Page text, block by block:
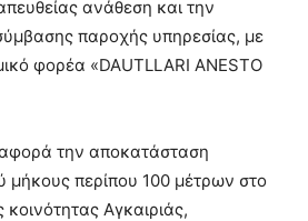
ανάθεση και την
παροχής υπηρεσίας, με
φορέα «DAUTLLARI ANESTO
την αποκατάσταση
μήκους περίπου 100 μέτρων στο
κοινότητας Αγκαιριάς,